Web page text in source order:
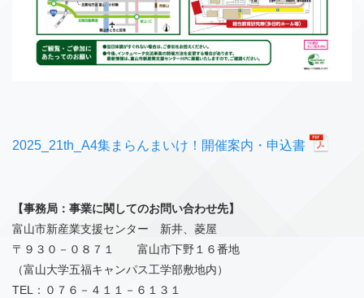
2025_21th_A4集まらんまいけ！開催案内・申込書
【事務局：事業に関してのお問い合わせ先】
富山市新産業支援センター 新井、菱屋
〒９３０－０８７１ 富山市下野１６番地
（富山大学五福キャンパス工学部敷地内）
TEL ：０７６－４１１－６１３１